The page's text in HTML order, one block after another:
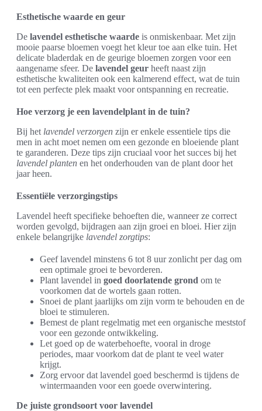
Esthetische waarde en geur
De lavendel esthetische waarde is onmiskenbaar. Met zijn
mooie paarse bloemen voegt het kleur toe aan elke tuin. Het
delicate bladerdak en de geurige bloemen zorgen voor een
aangename sfeer. De lavendel geur heeft naast zijn
esthetische kwaliteiten ook een kalmerend effect, wat de tuin
tot een perfecte plek maakt voor ontspanning en recreatie.
Hoe verzorg je een lavendelplant in de tuin?
Bij het lavendel verzorgen zijn er enkele essentiele tips die
men in acht moet nemen om een gezonde en bloeiende plant
te garanderen. Deze tips zijn cruciaal voor het succes bij het
lavendel planten en het onderhouden van de plant door het
jaar heen.
Essentiële verzorgingstips
Lavendel heeft specifieke behoeften die, wanneer ze correct
worden gevolgd, bijdragen aan zijn groei en bloei. Hier zijn
enkele belangrijke lavendel zorgtips:
Geef lavendel minstens 6 tot 8 uur zonlicht per dag om
een optimale groei te bevorderen.
Plant lavendel in goed doorlatende grond om te
voorkomen dat de wortels gaan rotten.
Snoei de plant jaarlijks om zijn vorm te behouden en de
bloei te stimuleren.
Bemest de plant regelmatig met een organische meststof
voor een gezonde ontwikkeling.
Let goed op de waterbehoefte, vooral in droge
periodes, maar voorkom dat de plant te veel water
krijgt.
Zorg ervoor dat lavendel goed beschermd is tijdens de
wintermaanden voor een goede overwintering.
De juiste grondsoort voor lavendel